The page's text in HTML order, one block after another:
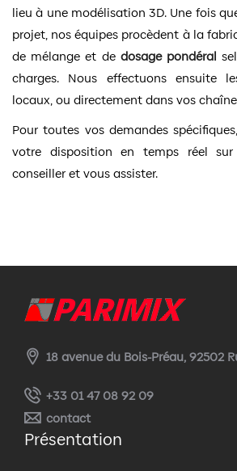
lieu à une modélisation 3D. Une fois
projet, nos équipes procèdent à la
de mélange et de dosage pondéral
charges. Nous effectuons ensuite
locaux, ou directement dans vos
Pour toutes vos demandes
votre disposition en temps réel
conseiller et vous assister.
18 avenue du Bois-Préau, 92502
+33 01 47 08 92 09
contact
Présentation